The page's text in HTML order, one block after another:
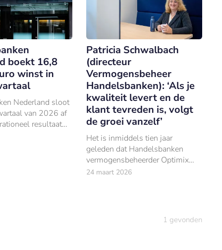
boekt 16,8
winst in
Nederland sloot
van 2026 af
resultaat
euro, 2% meer
Patricia Schwalbach
(directeur
Vermogensbeheer
Handelsbanken): ‘Als je
kwaliteit levert en de
klant tevreden is, volgt
de groei vanzelf’
Het is inmiddels tien jaar
geleden dat Handelsbanken
vermogensbeheerder Optimix
overnam – een stap waarmee de
24 maart 2026
1 gevonden